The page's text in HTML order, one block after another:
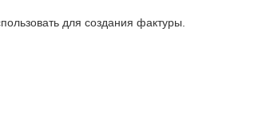
для создания фактуры.